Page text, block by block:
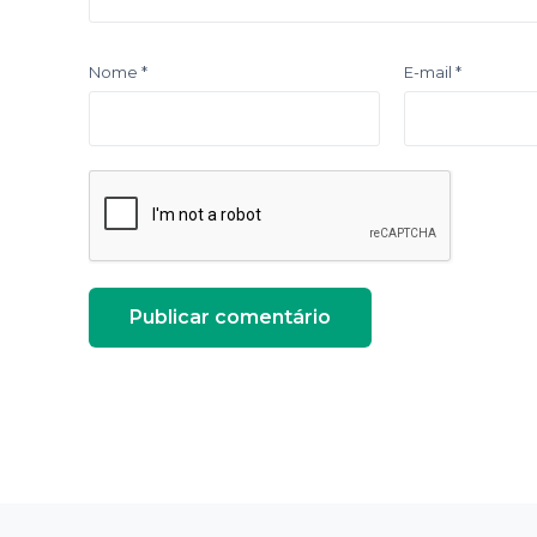
Nome * E-mail*